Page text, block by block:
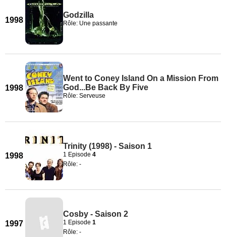
1998
Godzilla
Rôle: Une passante
1998
Went to Coney Island On a Mission From
God...Be Back By Five
Rôle: Serveuse
1998
Trinity (1998) - Saison 1
1 Episode 4
Rôle: -
1997
Cosby - Saison 2
1 Episode 1
Rôle: -